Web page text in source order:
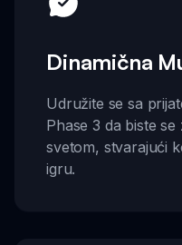
Dinamična
Udružite se sa
Phase 3 da biste
svetom, stvarajući
igru.